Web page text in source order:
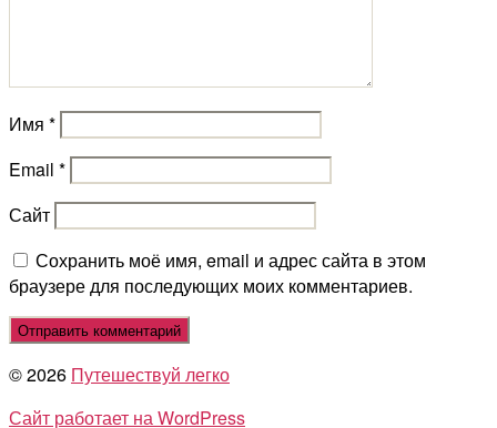
Имя *
Email *
Сайт
Сохранить моё имя, email и адрес сайта в этом
браузере для последующих моих комментариев.
© 2026 Путешествуй легко
Сайт работает на WordPress